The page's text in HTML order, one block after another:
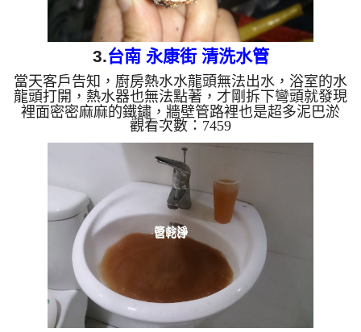
3.台南 永康街 清洗水管
當天客戶告知，廚房熱水水龍頭無法出水，浴室的水
龍頭打開，熱水器也無法點著，才剛拆下彎頭就發現
裡面密密麻麻的鐵鏽，牆壁管路裡也是超多泥巴淤
積，於是我們架起 水管清洗機 ，開始 洗水管 ，才剛
灌入檸檬酸，管路就堵塞了， 清洗水管 時，水龍頭
沖出很多的鐵鏽及泥巴，過程好幾次 水管堵塞 ， 水
管清洗 約兩個半小時，終於讓熱水水量正常出水。
清洗水管 水管清洗 洗水管 熱水管堵塞 熱水忽冷忽熱
...
觀看次數：7459